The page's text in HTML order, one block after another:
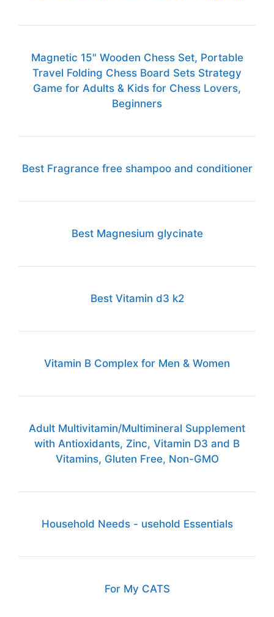
Magnetic 15" Wooden Chess Set, Portable
Travel Folding Chess Board Sets Strategy
Game for Adults & Kids for Chess Lovers,
Beginners
Best Fragrance free shampoo and conditioner
Best Magnesium glycinate
Best Vitamin d3 k2
Vitamin B Complex for Men & Women
Adult Multivitamin/Multimineral Supplement
with Antioxidants, Zinc, Vitamin D3 and B
Vitamins, Gluten Free, Non-GMO
Household Needs - usehold Essentials
For My CATS